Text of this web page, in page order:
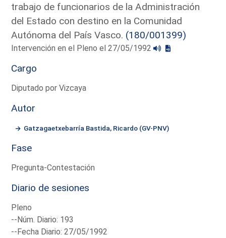
trabajo de funcionarios de la Administración
del Estado con destino en la Comunidad
Autónoma del País Vasco. (180/001399)
Intervención en el Pleno el 27/05/1992
Cargo
Diputado por Vizcaya
Autor
Gatzagaetxebarría Bastida, Ricardo (GV-PNV)
Fase
Pregunta-Contestación
Diario de sesiones
Pleno
--Núm. Diario: 193
--Fecha Diario: 27/05/1992